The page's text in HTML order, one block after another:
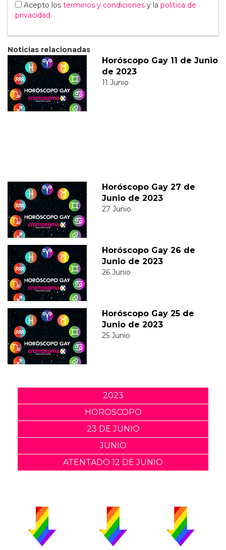
Acepto los terminos y condiciones y la política de
privacidad.
Noticias relacionadas
Horóscopo Gay 11 de Junio
de 2023
11 Junio
Horóscopo Gay 27 de
Junio de 2023
27 Junio
Horóscopo Gay 26 de
Junio de 2023
26 Junio
Horóscopo Gay 25 de
Junio de 2023
25 Junio
2023
HOROSCOPO
23 DE JUNIO
JUNIO
ATENTADO 12 DE JUNIO